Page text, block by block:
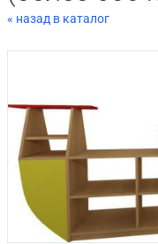
« назад в каталог